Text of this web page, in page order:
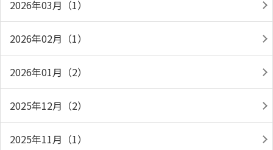
2026年03月（1）
2026年02月（1）
2026年01月（2）
2025年12月（2）
2025年11月（1）